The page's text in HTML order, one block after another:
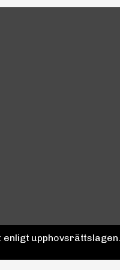
enligt upphovsrättslagen.